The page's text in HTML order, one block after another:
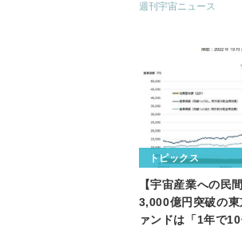
週刊宇宙ニュース
トピックス
【宇宙産業への民
3,000億円突破の
ァンドは「1年で